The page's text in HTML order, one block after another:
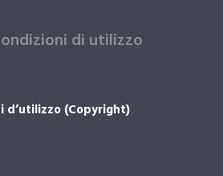
di utilizzo
d’utilizzo (Copyright)